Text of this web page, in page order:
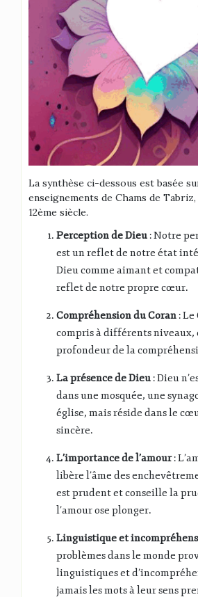
La synthèse ci-dessous est basée
enseignements de Chams de
12ème siècle.
Perception de Dieu : Notre
est un reflet de notre état
Dieu comme aimant et
reflet de notre propre cœur.
Compréhension du Coran :
compris à différents niveaux,
profondeur de la
La présence de Dieu : Dieu
dans une mosquée, une
église, mais réside dans le
sincère.
L’importance de l’amour:
libère l’âme des
est prudent et conseille la
l’amour ose plonger.
Linguistique et
problèmes dans le monde
linguistiques et
jamais les mots à leur sens